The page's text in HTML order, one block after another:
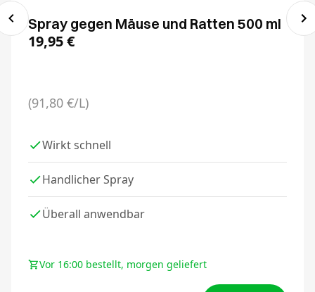
Spray gegen Mäuse und Ratten 500 ml
19,95€
(91,80 €/L)
Wirkt schnell
Handlicher Spray
Überall anwendbar
Vor 16:00 bestellt, morgen geliefert